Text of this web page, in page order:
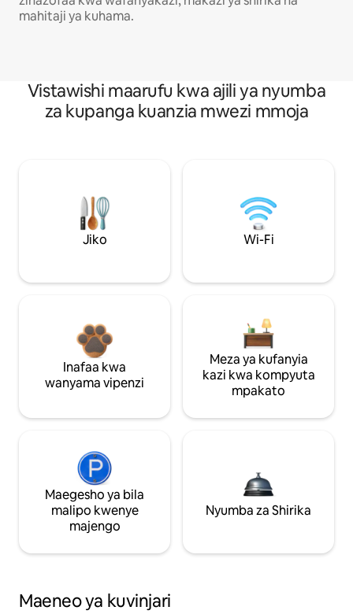
mahitaji ya kuhama.
Vistawishi maarufu kwa ajili ya nyumba
za kupanga kuanzia mwezi mmoja
Jiko Wi-Fi
Inafaa kwa
wanyama vipenzi
Meza ya kufanyia
kazi kwa kompyuta
mpakato
Maegesho ya bila
malipo kwenye
majengo
Nyumba za Shirika
Maeneo ya kuvinjari